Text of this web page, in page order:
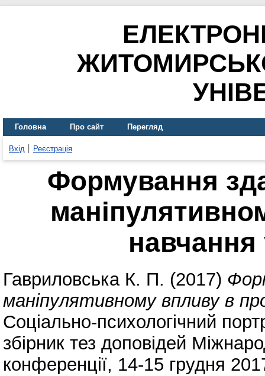
Головна Про сайт Перегляд
Вхід Реєстрація
Формування
навчання
Гавриловська К. П. (2017)
маніпулятивному впливу в
Соціально-психологічний
збірник тез доповідей
конференції, 14-15 грудня